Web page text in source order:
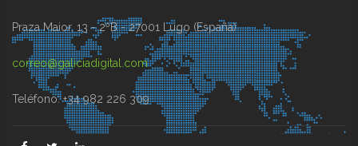
Praza Maior, 13 - 2ºB - 27001 Lugo (España)
correo@galiciadigital.com
Teléfono: +34 982 226 309